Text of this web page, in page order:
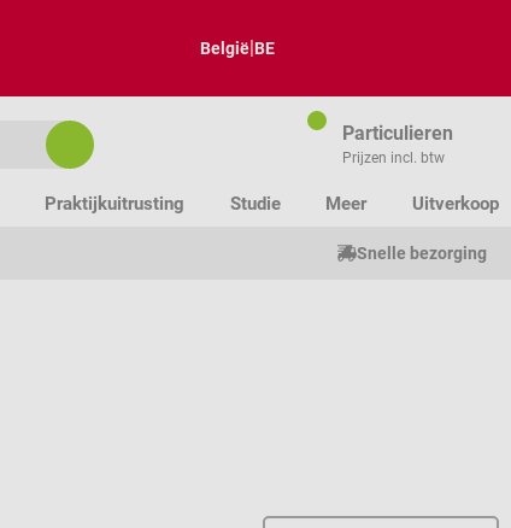
België|BE
Particulieren
Prijzen incl. btw
Praktijkuitrusting Studie Meer Uitverkoop
Snelle bezorging